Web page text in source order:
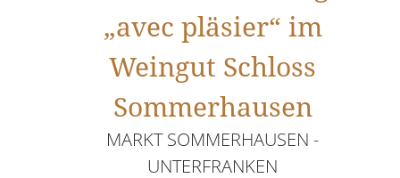
„avec pläsier“ im
Weingut Schloss
Sommerhausen
MARKT SOMMERHAUSEN -
UNTERFRANKEN